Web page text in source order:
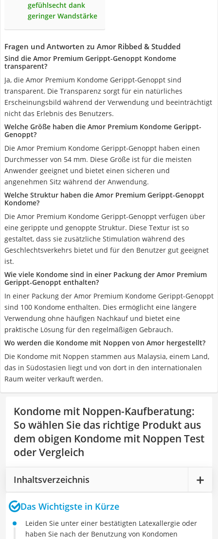
gefühlsecht dank
geringer Wandstärke
Fragen und Antworten zu Amor Ribbed & Studded
Sind die Amor Premium Gerippt-Genoppt Kondome
transparent?
Ja, die Amor Premium Kondome Gerippt-Genoppt sind
transparent. Die Transparenz sorgt für ein natürliches
Erscheinungsbild während der Verwendung und beeinträchtigt
nicht das Erlebnis des Benutzers.
Welche Größe haben die Amor Premium Kondome Gerippt-
Genoppt?
Die Amor Premium Kondome Gerippt-Genoppt haben einen
Durchmesser von 54 mm. Diese Größe ist für die meisten
Anwender geeignet und bietet einen sicheren und
angenehmen Sitz während der Anwendung.
Welche Struktur haben die Amor Premium Gerippt-Genoppt
Kondome?
Die Amor Premium Kondome Gerippt-Genoppt verfügen über
eine gerippte und genoppte Struktur. Diese Textur ist so
gestaltet, dass sie zusätzliche Stimulation während des
Geschlechtsverkehrs bietet und für den Benutzer gut geeignet
ist.
Wie viele Kondome sind in einer Packung der Amor Premium
Gerippt-Genoppt enthalten?
In einer Packung der Amor Premium Kondome Gerippt-Genoppt
sind 100 Kondome enthalten. Dies ermöglicht eine längere
Verwendung ohne häufigen Nachkauf und bietet eine
praktische Lösung für den regelmäßigen Gebrauch.
Wo werden die Kondome mit Noppen von Amor hergestellt?
Die Kondome mit Noppen stammen aus Malaysia, einem Land,
das in Südostasien liegt und von dort in den internationalen
Raum weiter verkauft werden.
Kondome mit Noppen-Kaufberatung:
So wählen Sie das richtige Produkt aus
dem obigen Kondome mit Noppen Test
oder Vergleich
Inhaltsverzeichnis
Das Wichtigste in Kürze
Leiden Sie unter einer bestätigten Latexallergie oder
haben Sie nach der Benutzung von Kondomen